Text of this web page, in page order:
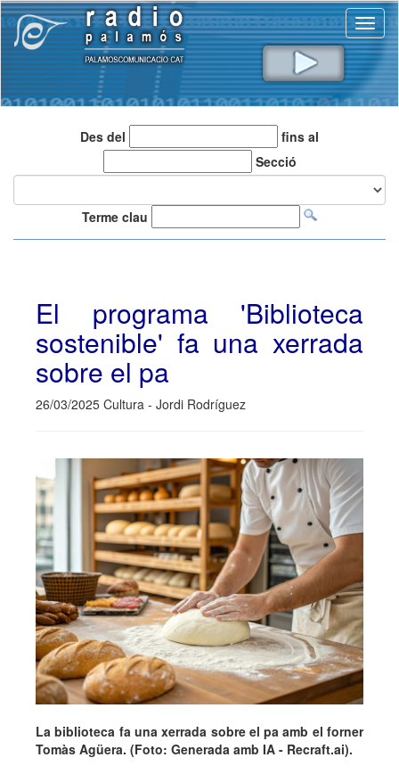
Des del
fins al
Secció
Terme clau
El programa 'Biblioteca
sostenible' fa una xerrada
sobre el pa
26/03/2025 Cultura - Jordi Rodríguez
La biblioteca fa una xerrada sobre el pa amb el forner
Tomàs Agüera. (Foto: Generada amb IA - Recraft.ai).